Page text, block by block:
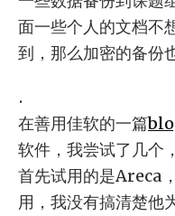
面一些个人的文档不
到，那么加密的备份
.
在善用佳软的一篇
软件，我尝试了几个
首先试用的是Areca
用，我没有搞清楚他